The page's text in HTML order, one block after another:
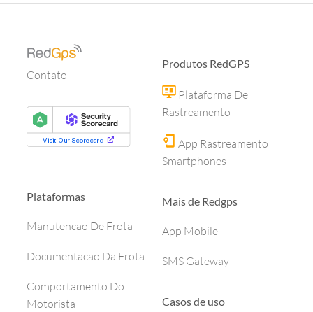
Contato
Plataformas
Manutencao De Frota
Documentacao Da Frota
Comportamento Do
Motorista
Produtos RedGPS
Plataforma De
Rastreamento
App Rastreamento
Smartphones
Mais de Redgps
App Mobile
SMS Gateway
Casos de uso